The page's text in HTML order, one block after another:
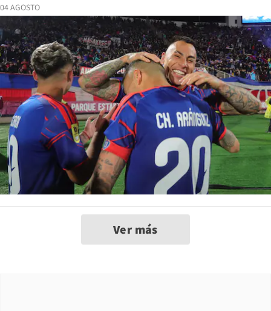
04 AGOSTO
Ver más